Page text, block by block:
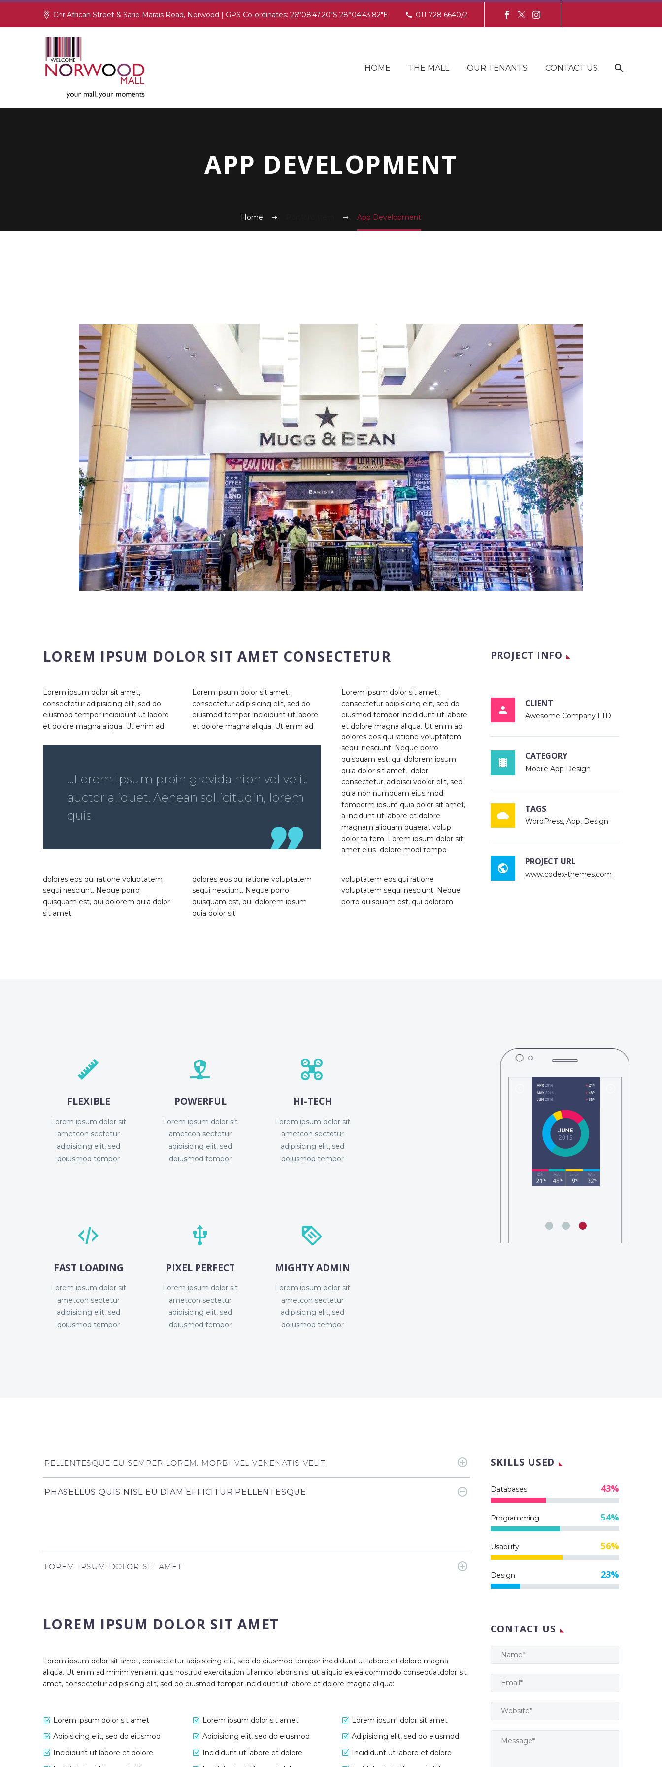
Cnr African Street & Sarie Marais Road, Norwood | GPS Co-ordinates: 26°08'47.20"S 28°04'43.82"E 011 728 6640/2
HOME THE MALL OUR TENANTS CONTACT US
APP DEVELOPMENT
Home App Development
LOREM IPSUM DOLOR SIT AMET CONSECTETUR
Lorem ipsum dolor sit amet,
consectetur adipisicing elit, sed do
eiusmod tempor incididunt ut labore
et dolore magna aliqua. Ut enim ad
Lorem ipsum dolor sit amet,
consectetur adipisicing elit, sed do
eiusmod tempor incididunt ut labore
et dolore magna aliqua. Ut enim ad
Lorem ipsum dolor sit amet,
consectetur adipisicing elit, sed do
eiusmod tempor incididunt ut labore
et dolore magna aliqua. Ut enim ad
…Lorem Ipsum proin gravida nibh vel velit
auctor aliquet. Aenean sollicitudin, lorem
quis
dolores eos qui ratione voluptatem
sequi nesciunt. Neque porro
quisquam est, qui dolorem ipsum
quia dolor sit amet, dolor
consectetur, adipisci vdolor elit, sed
quia non numquam eius modi
temporm ipsum quia dolor sit amet,
a incidunt ut labore et dolore
magnam aliquam quaerat volup
dolor ta tem. Lorem ipsum dolor sit
amet eius dolore modi tempo
dolores eos qui ratione voluptatem
sequi nesciunt. Neque porro
quisquam est, qui dolorem quia dolor
sit amet
dolores eos qui ratione voluptatem
sequi nesciunt. Neque porro
quisquam est, qui dolorem ipsum
quia dolor sit
voluptatem eos qui ratione
voluptatem sequi nesciunt. Neque
porro quisquam est, qui dolorem
PROJECT INFO

CLIENT
Awesome Company LTD

CATEGORY
Mobile App Design

TAGS
WordPress, App, Design

PROJECT URL
www.codex-themes.com


FLEXIBLE
Lorem ipsum dolor sit
ametcon sectetur
adipisicing elit, sed
doiusmod tempor


POWERFUL
Lorem ipsum dolor sit
ametcon sectetur
adipisicing elit, sed
doiusmod tempor


HI-TECH
Lorem ipsum dolor sit
ametcon sectetur
adipisicing elit, sed
doiusmod tempor


FAST LOADING
Lorem ipsum dolor sit
ametcon sectetur
adipisicing elit, sed
doiusmod tempor


PIXEL PERFECT
Lorem ipsum dolor sit
ametcon sectetur
adipisicing elit, sed
doiusmod tempor


MIGHTY ADMIN
Lorem ipsum dolor sit
ametcon sectetur
adipisicing elit, sed
doiusmod tempor
PELLENTESQUE EU SEMPER LOREM. MORBI VEL VENENATIS VELIT.
PHASELLUS QUIS NISL EU DIAM EFFICITUR PELLENTESQUE.
LOREM IPSUM DOLOR SIT AMET
LOREM IPSUM DOLOR SIT AMET
Lorem ipsum dolor sit amet, consectetur adipisicing elit, sed do eiusmod tempor incididunt ut labore et dolore magna
aliqua. Ut enim ad minim veniam, quis nostrud exercitation ullamco laboris nisi ut aliquip ex ea commodo consequatdolor sit
amet, consectetur adipisicing elit, sed do eiusmod tempor incididunt ut labore et dolore magna aliqua:
Lorem ipsum dolor sit amet
Adipisicing elit, sed do eiusmod
Incididunt ut labore et dolore
Lorem ipsum dolor sit amet
Adipisicing elit, sed do eiusmod
Incididunt ut labore et dolore
Lorem ipsum dolor sit amet
Adipisicing elit, sed do eiusmod
Incididunt ut labore et dolore
SKILLS USED
Databases 43%
Programming 54%
Usability 56%
Design 23%
CONTACT US